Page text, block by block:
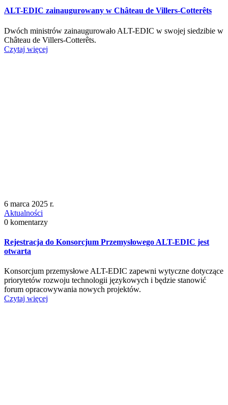
ALT-EDIC zainaugurowany w Château de Villers-Cotterêts
Dwóch ministrów zainaugurowało ALT-EDIC w swojej siedzibie w
Château de Villers-Cotterêts.
Czytaj więcej
6 marca 2025 r.
Aktualności
0 komentarzy
Rejestracja do Konsorcjum Przemysłowego ALT-EDIC jest
otwarta
Konsorcjum przemysłowe ALT-EDIC zapewni wytyczne dotyczące
priorytetów rozwoju technologii językowych i będzie stanowić
forum opracowywania nowych projektów.
Czytaj więcej